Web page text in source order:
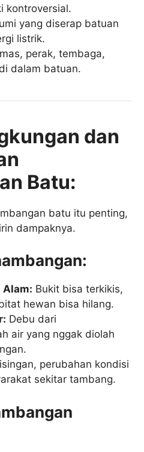
kontroversial.
yang diserap batuan
listrik.
perak, tembaga,
dalam batuan.
dan
Batu:
batu itu penting,
dampaknya.
Alam: Bukit bisa terkikis,
hewan bisa hilang.
Debu dari
air yang nggak diolah
perubahan kondisi
sekitar tambang.